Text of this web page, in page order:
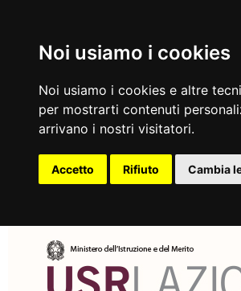
Noi usiamo i cookies
Noi usiamo i cookies e altre
per mostrarti contenuti
arrivano i nostri visitatori.
Accetto Rifiuto Cambia